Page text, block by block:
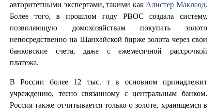
авторитетными экспертами, такими как Алистер Маклеод.
Более того, в прошлом году PBOC создала систему,
позволяющую домохозяйствам покупать золото
непосредственно на Шанхайской бирже золота через свои
банковские счета, даже с ежемесячной рассрочкой
платежа.
В России более 12 тыс. т в основном принадлежит
учреждению, тесно связанному с центральным банком.
Россия также отчитывается только о золоте, хранящемся в